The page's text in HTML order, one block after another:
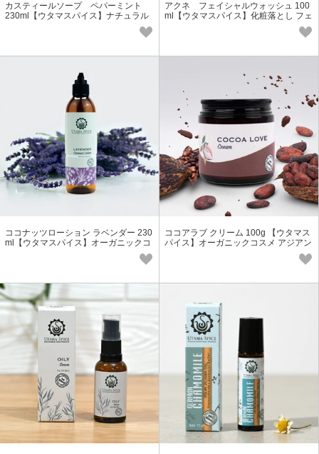
カスティールソープ ペパーミント
230ml【ウタマスパイス】ナチュラル
アクネ フェイシャルウォッシュ 100
ml【ウタマスパイス】化粧落とし フェ
ココナッツローション ラベンダー 230
ml【ウタマスパイス】オーガニックコ
ココアラブ クリーム 100g 【ウタマス
パイス】オーガニックコスメ アジアン